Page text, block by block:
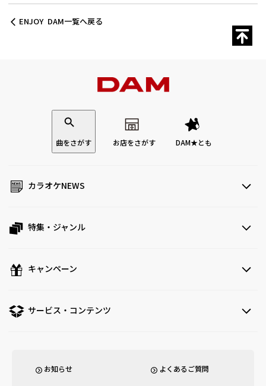
ENJOY DAM一覧へ戻る
曲をさがす お店をさがす DAM★とも
カラオケNEWS
特集・ジャンル
キャンペーン
サービス・コンテンツ
お知らせ よくあるご質問